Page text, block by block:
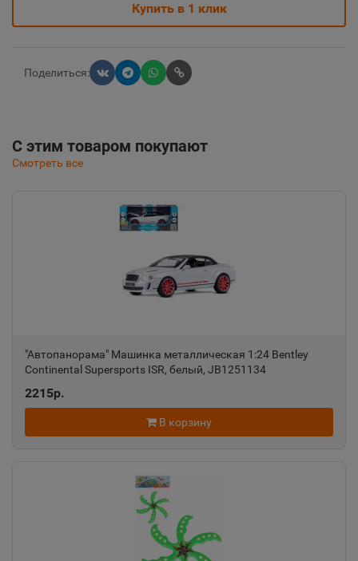
Купить в 1 клик
Поделиться:
С этим товаром покупают
Смотреть все
"Автопанорама" Машинка металлическая 1:24 Bentley
Continental Supersports ISR, белый, JB1251134
2215р.
В корзину